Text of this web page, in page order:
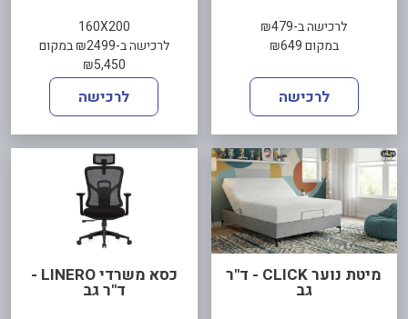
לרכישה ב-₪479
במקום ₪649
לרכישה
160X200
לרכישה ב-₪2499 במקום
₪5,450
לרכישה
מיטת נוער CLICK - ד"ר
גב
כסא משרדי LINERO -
ד"ר גב